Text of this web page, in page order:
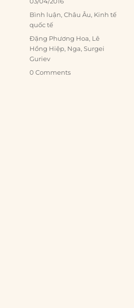
on
Categories
Bình luận,Châu Âu, Kinh tế
quốc tế
Tags
Đặng Phương Hoa, Lê
Hồng Hiệp, Nga,Surgei
Guriev
0 Comments